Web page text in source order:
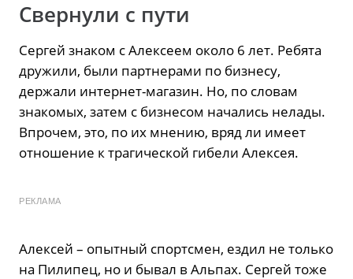
Свернули с пути
Сергей знаком с Алексеем около 6 лет. Ребята
дружили, были партнерами по бизнесу,
держали интернет-магазин. Но, по словам
знакомых, затем с бизнесом начались нелады.
Впрочем, это, по их мнению, вряд ли имеет
отношение к трагической гибели Алексея.
РЕКЛАМА
Алексей – опытный спортсмен, ездил не только
на Пилипец, но и бывал в Альпах. Сергей тоже